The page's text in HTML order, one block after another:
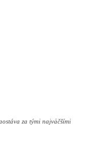
za tými najväčšími